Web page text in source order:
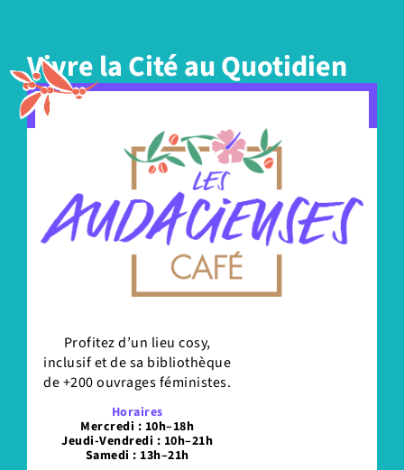
Vivre la Cité au Quotidien
Profitez d’un lieu cosy,
inclusif et de sa bibliothèque
de +200 ouvrages féministes.
Horaires
Mercredi : 10h–18h
Jeudi-Vendredi : 10h–21h
Samedi : 13h–21h